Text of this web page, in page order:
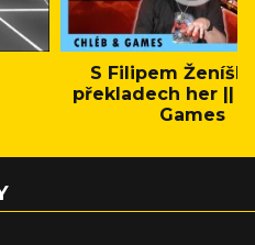
S Filipem
překladech her ||
Games